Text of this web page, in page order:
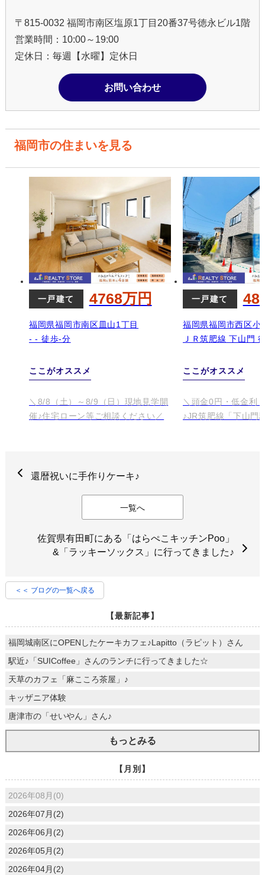
〒815-0032 福岡市南区塩原1丁目20番37号徳永ビル1階
営業時間：10:00～19:00
定休日：毎週【水曜】定休日
お問い合わせ
福岡市の住まいを見る
還暦祝いに手作りケーキ♪
一覧へ
佐賀県有田町にある「はらぺこキッチンPoo」
&「ラッキーソックス」に行ってきました♪
＜＜ ブログの一覧へ戻る
【最新記事】
福岡城南区にOPENしたケーキカフェ♪Lapitto（ラピット）さん
駅近♪「SUICoffee」さんのランチに行ってきました☆
天草のカフェ「麻こころ茶屋」♪
キッザニア体験
唐津市の「せいやん」さん♪
もっとみる
【月別】
2026年08月(0)
2026年07月(2)
2026年06月(2)
2026年05月(2)
2026年04月(2)